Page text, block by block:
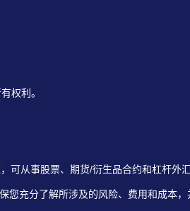
权利。
可从事股票、期货/衍生品合约和杠杆外
您充分了解所涉及的风险、费用和成本